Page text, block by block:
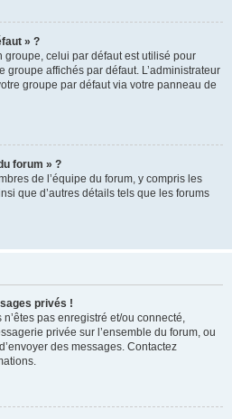
» ?
groupe, celui par défaut est utilisé pour
groupe affichés par défaut. L’administrateur
groupe par défaut via votre panneau de
forum » ?
de l’équipe du forum, y compris les
que d’autres détails tels que les forums
privés !
n’êtes pas enregistré et/ou connecté,
privée sur l’ensemble du forum, ou
des messages. Contactez